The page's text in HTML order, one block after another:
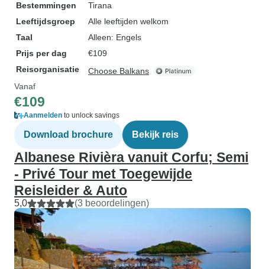
Bestemmingen
Tirana
Leeftijdsgroep
Alle leeftijden welkom
Taal
Alleen: Engels
Prijs per dag
€109
Reisorganisatie
Choose Balkans
Vanaf
€109
Aanmelden to unlock savings
Download brochure Bekijk reis
Albanese Rivièra vanuit Corfu; Semi
- Privé Tour met Toegewijde
Reisleider & Auto
5,0 (3 beoordelingen)